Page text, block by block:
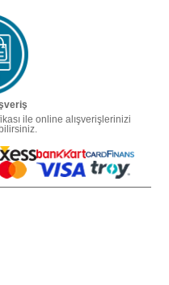
ile online alışverişlerinizi